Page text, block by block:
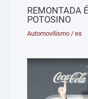
REMONTADA
POTOSINO
Automovilismo /es